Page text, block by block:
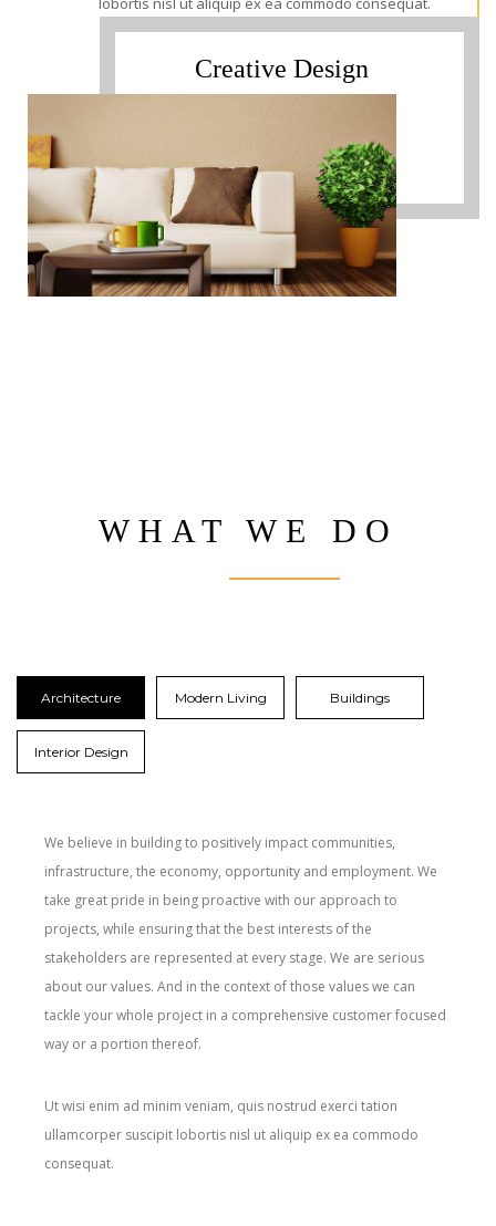
Creative Design
WHAT WE DO
Architecture Modern Living Buildings
Interior Design
We believe in building to positively impact communities,
infrastructure, the economy, opportunity and employment. We
take great pride in being proactive with our approach to
projects, while ensuring that the best interests of the
stakeholders are represented at every stage. We are serious
about our values. And in the context of those values we can
tackle your whole project in a comprehensive customer focused
way or a portion thereof.
Ut wisi enim ad minim veniam, quis nostrud exerci tation
ullamcorper suscipit lobortis nisl ut aliquip ex ea commodo
consequat.